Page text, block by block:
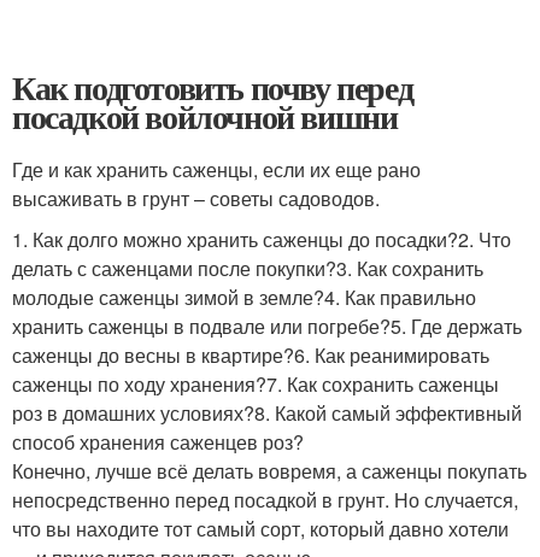
Как подготовить почву перед
посадкой войлочной вишни
Где и как хранить саженцы, если их еще рано
высаживать в грунт – советы садоводов.
1. Как долго можно хранить саженцы до посадки?2. Что
делать с саженцами после покупки?3. Как сохранить
молодые саженцы зимой в земле?4. Как правильно
хранить саженцы в подвале или погребе?5. Где держать
саженцы до весны в квартире?6. Как реанимировать
саженцы по ходу хранения?7. Как сохранить саженцы
роз в домашних условиях?8. Какой самый эффективный
способ хранения саженцев роз?
Конечно, лучше всё делать вовремя, а саженцы покупать
непосредственно перед посадкой в грунт. Но случается,
что вы находите тот самый сорт, который давно хотели